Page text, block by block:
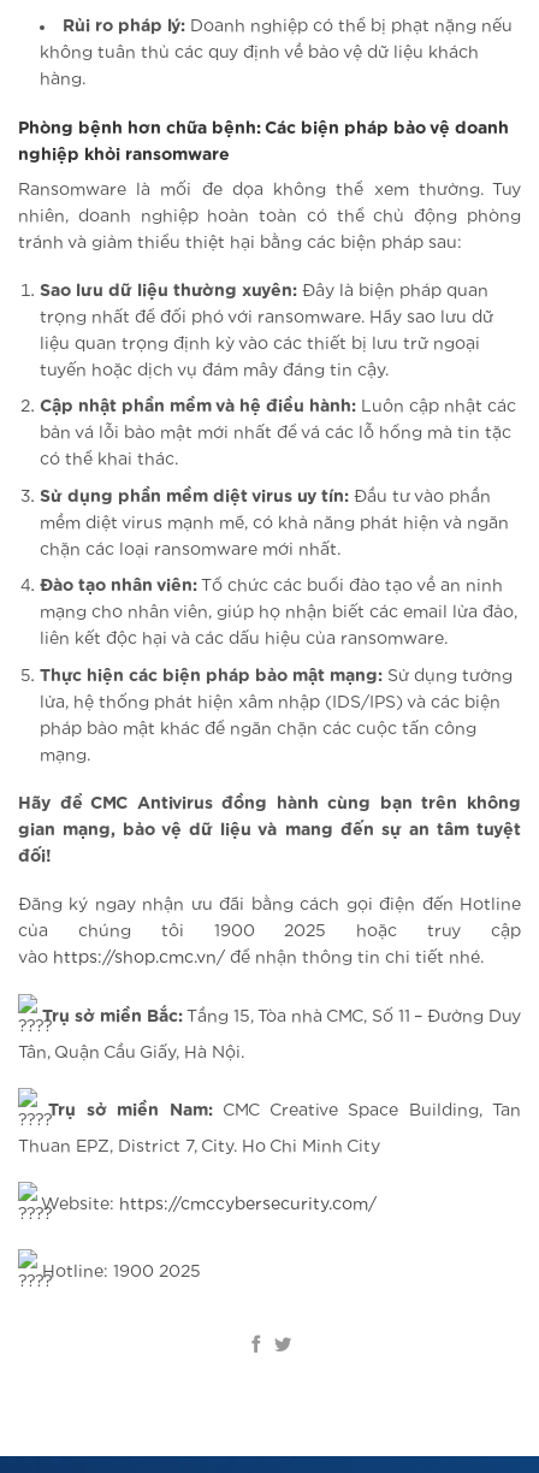
Rủi ro pháp lý: Doanh nghiệp có thể bị phạt nặng nếu
không tuân thủ các quy định về bảo vệ dữ liệu khách
hàng.
Phòng bệnh hơn chữa bệnh: Các biện pháp bảo vệ doanh
nghiệp khỏi ransomware
Ransomware là mối đe dọa không thể xem thường. Tuy
nhiên, doanh nghiệp hoàn toàn có thể chủ động phòng
tránh và giảm thiểu thiệt hại bằng các biện pháp sau:
Sao lưu dữ liệu thường xuyên: Đây là biện pháp quan
trọng nhất để đối phó với ransomware. Hãy sao lưu dữ
liệu quan trọng định kỳ vào các thiết bị lưu trữ ngoại
tuyến hoặc dịch vụ đám mây đáng tin cậy.
Cập nhật phần mềm và hệ điều hành: Luôn cập nhật các
bản vá lỗi bảo mật mới nhất để vá các lỗ hổng mà tin tặc
có thể khai thác.
Sử dụng phần mềm diệt virus uy tín: Đầu tư vào phần
mềm diệt virus mạnh mẽ, có khả năng phát hiện và ngăn
chặn các loại ransomware mới nhất.
Đào tạo nhân viên: Tổ chức các buổi đào tạo về an ninh
mạng cho nhân viên, giúp họ nhận biết các email lừa đảo,
liên kết độc hại và các dấu hiệu của ransomware.
Thực hiện các biện pháp bảo mật mạng: Sử dụng tường
lửa, hệ thống phát hiện xâm nhập (IDS/IPS) và các biện
pháp bảo mật khác để ngăn chặn các cuộc tấn công
mạng.
Hãy để CMC Antivirus đồng hành cùng bạn trên không
gian mạng, bảo vệ dữ liệu và mang đến sự an tâm tuyệt
đối!
Đăng ký ngay nhận ưu đãi bằng cách gọi điện đến Hotline
của chúng tôi 1900 2025 hoặc truy cập
vào https://shop.cmc.vn/ để nhận thông tin chi tiết nhé.
Trụ sở miền Bắc: Tầng 15, Tòa nhà CMC, Số 11 – Đường Duy
Tân, Quận Cầu Giấy, Hà Nội.
Trụ sở miền Nam: CMC Creative Space Building, Tan
Thuan EPZ, District 7, City. Ho Chi Minh City
Website: https://cmccybersecurity.com/
Hotline: 1900 2025